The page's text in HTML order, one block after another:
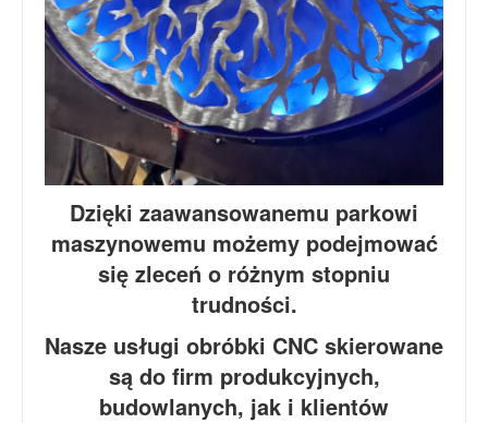
Dzięki zaawansowanemu parkowi
maszynowemu możemy podejmować
się zleceń o różnym stopniu
trudności.
Nasze usługi obróbki CNC skierowane
są do firm produkcyjnych,
budowlanych, jak i klientów